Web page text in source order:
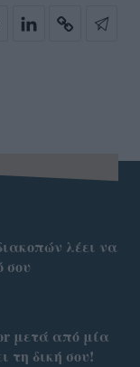
λέει να
σου
μετά από μία
τη δική σου!